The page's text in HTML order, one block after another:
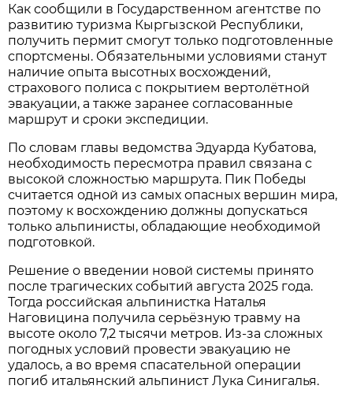
Как сообщили в Государственном агентстве по
развитию туризма Кыргызской Республики,
получить пермит смогут только подготовленные
спортсмены. Обязательными условиями станут
наличие опыта высотных восхождений,
страхового полиса с покрытием вертолётной
эвакуации, а также заранее согласованные
маршрут и сроки экспедиции.
По словам главы ведомства Эдуарда Кубатова,
необходимость пересмотра правил связана с
высокой сложностью маршрута. Пик Победы
считается одной из самых опасных вершин мира,
поэтому к восхождению должны допускаться
только альпинисты, обладающие необходимой
подготовкой.
Решение о введении новой системы принято
после трагических событий августа 2025 года.
Тогда российская альпинистка Наталья
Наговицина получила серьёзную травму на
высоте около 7,2 тысячи метров. Из-за сложных
погодных условий провести эвакуацию не
удалось, а во время спасательной операции
погиб итальянский альпинист Лука Синигалья.